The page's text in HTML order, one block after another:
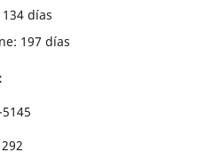
días
197 días